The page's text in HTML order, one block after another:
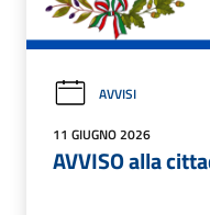
AVVISI
11 GIUGNO 2026
AVVISO alla